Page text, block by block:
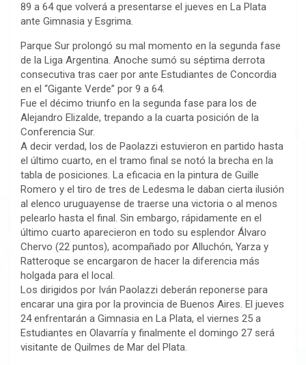
89 a 64 que volverá a presentarse el jueves en La Plata
ante Gimnasia y Esgrima.
Parque Sur prolongó su mal momento en la segunda fase
de la Liga Argentina. Anoche sumó su séptima derrota
consecutiva tras caer por ante Estudiantes de Concordia
en el “Gigante Verde” por 9 a 64.
Fue el décimo triunfo en la segunda fase para los de
Alejandro Elizalde, trepando a la cuarta posición de la
Conferencia Sur.
A decir verdad, los de Paolazzi estuvieron en partido hasta
el último cuarto, en el tramo final se notó la brecha en la
tabla de posiciones. La eficacia en la pintura de Guille
Romero y el tiro de tres de Ledesma le daban cierta ilusión
al elenco uruguayense de traerse una victoria o al menos
pelearlo hasta el final. Sin embargo, rápidamente en el
último cuarto aparecieron en todo su esplendor Álvaro
Chervo (22 puntos), acompañado por Alluchón, Yarza y
Ratteroque se encargaron de hacer la diferencia más
holgada para el local.
Los dirigidos por Iván Paolazzi deberán reponerse para
encarar una gira por la provincia de Buenos Aires. El jueves
24 enfrentarán a Gimnasia en La Plata, el viernes 25 a
Estudiantes en Olavarría y finalmente el domingo 27 será
visitante de Quilmes de Mar del Plata.